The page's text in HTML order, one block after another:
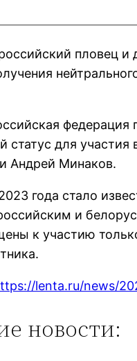
пловец
статус для
Андрей Минаков.
года стало
и
к участию
lenta.ru/news/
новости: